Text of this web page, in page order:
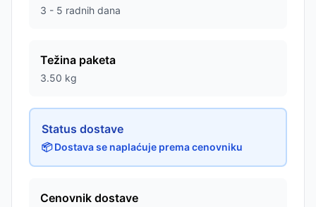
3 - 5 radnih dana
Težina paketa
3.50 kg
Status dostave
📦 Dostava se naplaćuje prema cenovniku
Cenovnik dostave